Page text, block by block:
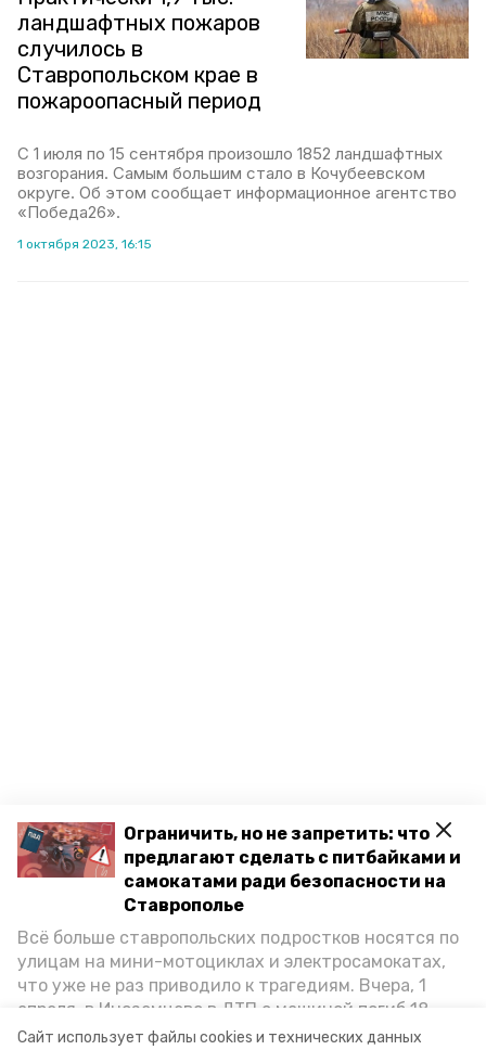
Сайт использует файлы cookies и технических данных
Ограничить, но не запретить: что
предлагают сделать с питбайками и
самокатами ради безопасности на
Ставрополье
Всё больше ставропольских подростков носятся по
улицам на мини-мотоциклах и электросамокатах,
что уже не раз приводило к трагедиям. Вчера, 1
апреля, в Иноземцево в ДТП с машиной погиб 18-
летний пассажир питбайка, катавшийся без шлема.
ландшафтных пожаров
случилось в
Ставропольском крае в
пожароопасный период
С 1 июля по 15 сентября произошло 1852 ландшафтных
возгорания. Самым большим стало в Кочубеевском
округе. Об этом сообщает информационное агентство
«Победа26».
1 октября 2023, 16:15
Разделы
Новости
Статьи
О компании